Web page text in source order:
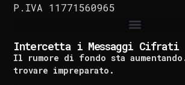
P.IVA 11771560965
Intercetta i Messaggi Cifrati
Il rumore di fondo sta
trovare impreparato.